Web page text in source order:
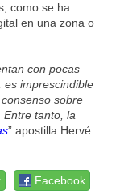
como se ha
en una zona o
con pocas
es imprescindible
sobre
tanto, la
” apostilla Hervé
Facebook